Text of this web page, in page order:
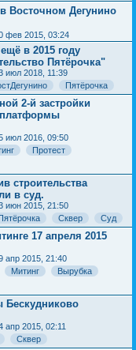
Восточном Дегунино
фев 2015, 03:24
в 2015 году
Пятёрочка"
июл 2018, 11:39
Пятёрочка
2-й застройки
платформы
июл 2016, 09:50
Протест
строительства
в суд.
июн 2015, 21:50
Сквер Суд
17 апреля 2015
апр 2015, 21:40
Митинг
Вырубка
Бескудниково
апр 2015, 02:11
Сквер